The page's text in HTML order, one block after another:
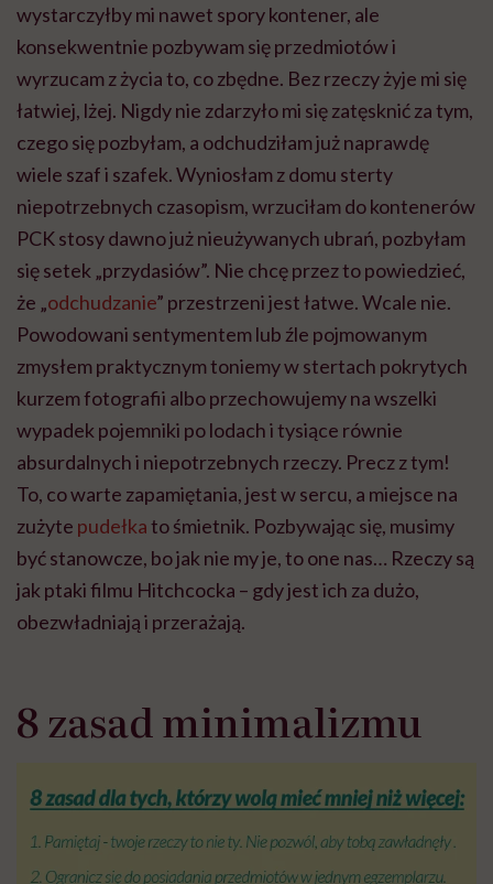
wystarczyłby mi nawet spory kontener, ale
konsekwentnie pozbywam się przedmiotów i
wyrzucam z życia to, co zbędne. Bez rzeczy żyje mi się
łatwiej, lżej. Nigdy nie zdarzyło mi się zatęsknić za tym,
czego się pozbyłam, a odchudziłam już naprawdę
wiele szaf i szafek. Wyniosłam z domu sterty
niepotrzebnych czasopism, wrzuciłam do kontenerów
PCK stosy dawno już nieużywanych ubrań, pozbyłam
się setek „przydasiów”. Nie chcę przez to powiedzieć,
że „odchudzanie” przestrzeni jest łatwe. Wcale nie.
Powodowani sentymentem lub źle pojmowanym
zmysłem praktycznym toniemy w stertach pokrytych
kurzem fotografii albo przechowujemy na wszelki
wypadek pojemniki po lodach i tysiące równie
absurdalnych i niepotrzebnych rzeczy. Precz z tym!
To, co warte zapamiętania, jest w sercu, a miejsce na
zużyte pudełkato śmietnik. Pozbywając się, musimy
być stanowcze, bo jak nie my je, to one nas… Rzeczy są
jak ptaki filmu Hitchcocka – gdy jest ich za dużo,
obezwładniają i przerażają.
8 zasad minimalizmu